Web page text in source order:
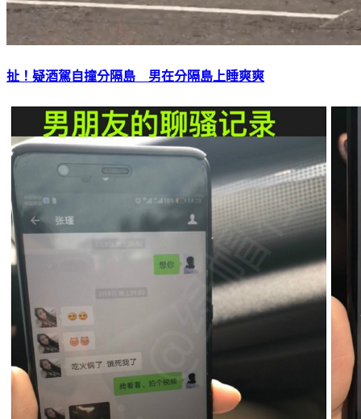
扯！疑酒駕自撞分隔島 男在分隔島上睡爽爽